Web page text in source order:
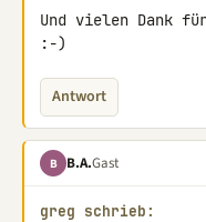
Und vielen Dank
:-)
Antwort
B B.A.Gast
greg schrieb: